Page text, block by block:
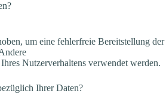
um eine fehlerfreie Bereitstellung der
Nutzerverhaltens verwendet werden.
Ihrer Daten?